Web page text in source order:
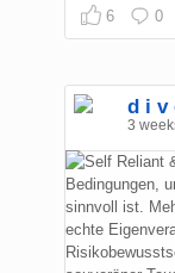
6 0
d i v
3